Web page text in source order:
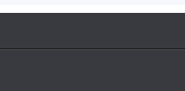
起砂、起尘问题